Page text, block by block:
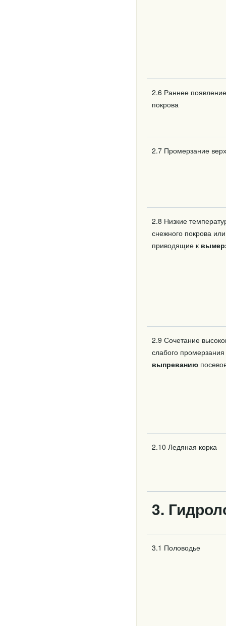
2.6 Раннее
покрова
2.7 Промерзание
2.8 Низкие
снежного покрова
приводящие к
2.9 Сочетание
слабого
выпреванию
2.10 Ледяная корка
3.
3.1 Половодье